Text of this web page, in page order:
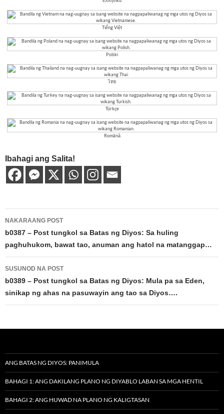
Tiếng Việt
Polski
ไทย
Türkçe
Română
Ibahagi ang Salita!
Post
navigation
NAKARAANG POST
b0387 – Post tungkol sa Batas ng Diyos: Sa huling
paghuhukom, bawat tao, anuman ang hatol na matanggap…
SUSUNOD NA POST
b0389 – Post tungkol sa Batas ng Diyos: Mula pa sa Eden,
sinikap ng ahas na pasuwayin ang tao sa Diyos….
ANG BATAS NG DIYOS: PANIMULA
BAHAGI 1: ANG DAKILANG PLANO NG DIYABLO LABAN SA MGA HENTIL
BAHAGI 2: ANG HUWAD NA PLANO NG KALIGTASAN